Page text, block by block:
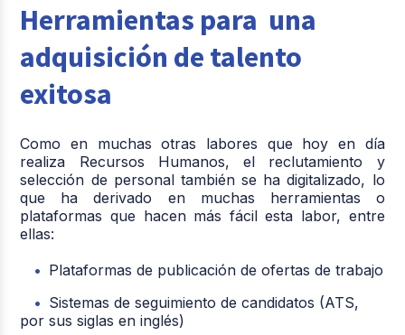
Herramientas para una
adquisición de talento
exitosa
Como en muchas otras labores que hoy en día
realiza Recursos Humanos, el reclutamiento y
selección de personal también se ha digitalizado, lo
que ha derivado en muchas herramientas o
plataformas que hacen más fácil esta labor, entre
ellas:
Plataformas de publicación de ofertas de trabajo
Sistemas de seguimiento de candidatos (ATS,
por sus siglas en inglés)